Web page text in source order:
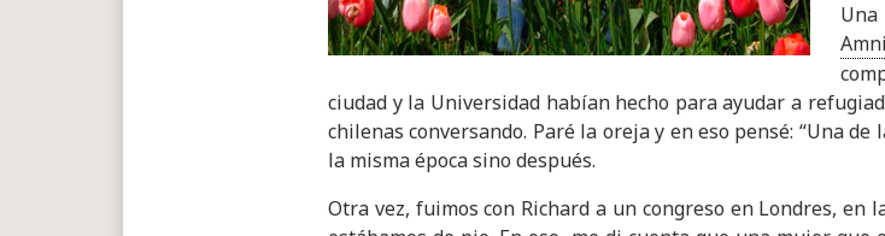
ciudad y la Universidad habían hecho para ayudar a
chilenas conversando. Paré la oreja y en eso pensé: “Una de
la misma época sino después.
Otra vez, fuimos con Richard a un congreso en Londres, en